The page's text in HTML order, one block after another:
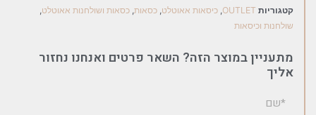
קטגוריות OUTLET
, כיסאות אאוטלט, כסאות, כסאות ושולחנות אאוטלט,
שולחנות וכיסאות
מתעניין במוצר הזה? השאר פרטים ואנחנו נחזור
אליך